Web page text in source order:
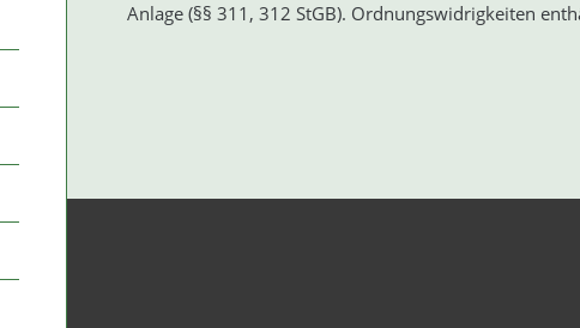
Anlage (§§ 311, 312 StGB). Ordnungswidrigkeiten